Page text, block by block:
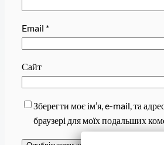
Email *
Сайт
Зберегти моє ім’я, e-mail, та
браузері для моїх подальших